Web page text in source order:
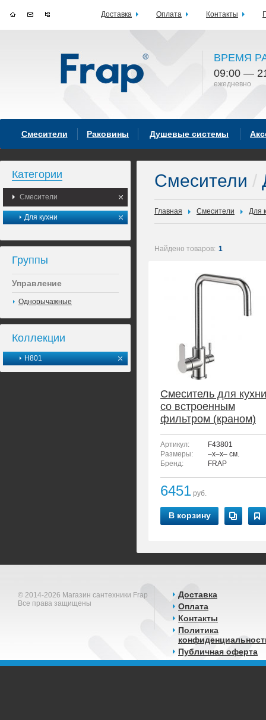
ВРЕМЯ
09:00 —
ежедневно
Смесители Раковины Душевые системы
Категории
Смесители
Для кухни
Группы
Управление
Однорычажные
Коллекции
H801
Смесители /
Главная Смесители Для
Найдено товаров: 1
Смеситель для кухни
со встроенным
фильтром (краном)
под питьевую воду
FRAP F43801
Артикул:
F43801
Размеры:
–x–x– см.
Бренд:
FRAP
6451 руб.
В корзину
© 2014-2026 Магазин сантехники Frap
Все права защищены
Доставка
Оплата
Контакты
Политика
Публичная оферта
Доставка Оплата Контакты